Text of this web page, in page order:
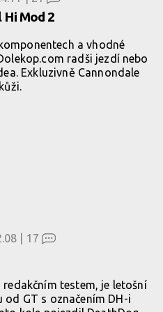
Hi Mod 2
a vhodné
radši jezdí nebo
Exkluzivně Cannondale
| 17
testem, je letošní
od GT s označením DH-i